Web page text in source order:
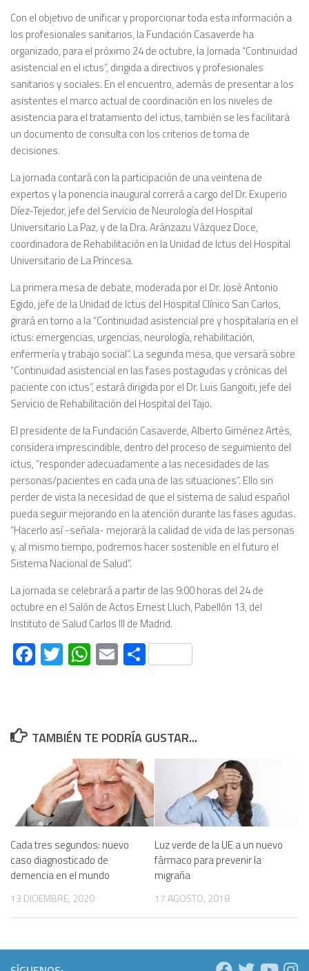
Con el objetivo de unificar y proporcionar toda esta información a
los profesionales sanitarios, la Fundación Casaverde ha
organizado, para el próximo 24 de octubre, la Jornada “Continuidad
asistencial en el ictus”, dirigida a directivos y profesionales
sanitarios y sociales. En el encuentro, además de presentar a los
asistentes el marco actual de coordinación en los niveles de
asistencia para el tratamiento del ictus, también se les facilitará
un documento de consulta con los criterios de toma de
decisiones.
La jornada contará con la participación de una veintena de
expertos y la ponencia inaugural correrá a cargo del Dr. Exuperio
Díez-Tejedor, jefe del Servicio de Neurología del Hospital
Universitario La Paz, y de la Dra. Aránzazu Vázquez Doce,
coordinadora de Rehabilitación en la Unidad de Ictus del Hospital
Universitario de La Princesa.
La primera mesa de debate, moderada por el Dr. José Antonio
Egido, jefe de la Unidad de Ictus del Hospital Clínico San Carlos,
girará en torno a la “Continuidad asistencial pre y hospitalaria en el
ictus: emergencias, urgencias, neurología, rehabilitación,
enfermería y trabajo social”. La segunda mesa, que versará sobre
“Continuidad asistencial en las fases postagudas y crónicas del
paciente con ictus”, estará dirigida por el Dr. Luis Gangoiti, jefe del
Servicio de Rehabilitación del Hospital del Tajo.
El presidente de la Fundación Casaverde, Alberto Giménez Artés,
considera imprescindible, dentro del proceso de seguimiento del
ictus, “responder adecuadamente a las necesidades de las
personas/pacientes en cada una de las situaciones”. Ello sin
perder de vista la necesidad de que el sistema de salud español
pueda seguir mejorando en la atención durante las fases agudas.
“Hacerlo así -señala- mejorará la calidad de vida de las personas
y, al mismo tiempo, podremos hacer sostenible en el futuro el
Sistema Nacional de Salud”.
La jornada se celebrará a partir de las 9:00 horas del 24 de
octubre en el Salón de Actos Ernest Lluch, Pabellón 13, del
Instituto de Salud Carlos III de Madrid.
Facebook
Twitter
WhatsApp
EmailCompartir
TAMBIÉN TE PODRÍA GUSTAR...
Cada tres segundos: nuevo
caso diagnosticado de
demencia en el mundo
13 DICIEMBRE, 2020
Luz verde de la UE a un nuevo
fármaco para prevenir la
migraña
17 AGOSTO, 2018